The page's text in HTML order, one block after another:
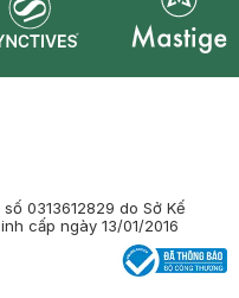
0313612829 do Sở Kế
cấp ngày 13/01/2016